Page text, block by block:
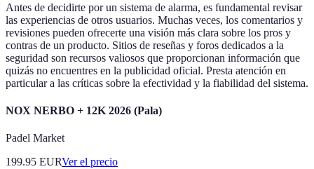
Antes de decidirte por un sistema de alarma, es fundamental revisar
las experiencias de otros usuarios. Muchas veces, los comentarios y
revisiones pueden ofrecerte una visión más clara sobre los pros y
contras de un producto. Sitios de reseñas y foros dedicados a la
seguridad son recursos valiosos que proporcionan información que
quizás no encuentres en la publicidad oficial. Presta atención en
particular a las críticas sobre la efectividad y la fiabilidad del sistema.
NOX NERBO + 12K 2026 (Pala)
Padel Market
199.95 EURVer el precio